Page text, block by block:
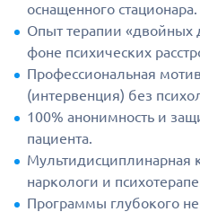
оснащенного стационара.
Опыт терапии «двойных
фоне психических
Профессиональная
(интервенция) без
100% анонимность и
пациента.
Мультидисциплинарная
наркологи и
Программы глубокого